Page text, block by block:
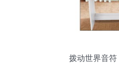
拨动世界音